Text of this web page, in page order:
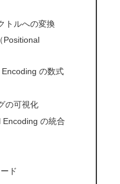
トルへの変換
Positional
の数式
の可視化
の統合
ド